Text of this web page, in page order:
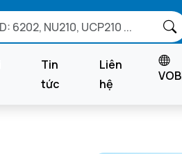
Tin
tức
Liên
hệ